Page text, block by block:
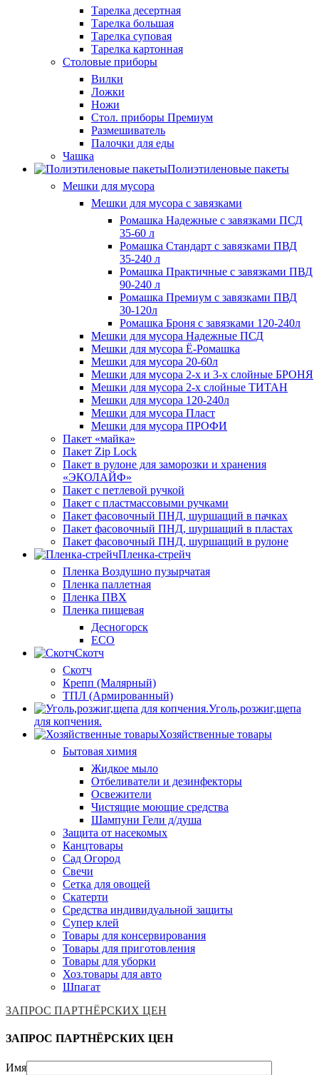
Тарелка десертная
Тарелка большая
Тарелка суповая
Тарелка картонная
Столовые приборы
Вилки
Ложки
Ножи
Стол. приборы Премиум
Размешиватель
Палочки для еды
Чашка
Полиэтиленовые пакеты
Мешки для мусора
Мешки для мусора с завязками
Ромашка Надежные с завязками ПСД
35-60 л
Ромашка Стандарт с завязками ПВД
35-240 л
Ромашка Практичные с завязками ПВД
90-240 л
Ромашка Премиум с завязками ПВД
30-120л
Ромашка Броня с завязками 120-240л
Мешки для мусора Надежные ПСД
Мешки для мусора Ё-Ромашка
Мешки для мусора 20-60л
Мешки для мусора 2-х и 3-х слойные БРОНЯ
Мешки для мусора 2-х слойные ТИТАН
Мешки для мусора 120-240л
Мешки для мусора Пласт
Мешки для мусора ПРОФИ
Пакет «майка»
Пакет Zip Lock
Пакет в рулоне для заморозки и хранения
«ЭКОЛАЙФ»
Пакет с петлевой ручкой
Пакет с пластмассовыми ручками
Пакет фасовочный ПНД, шуршащий в пачках
Пакет фасовочный ПНД, шуршащий в пластах
Пакет фасовочный ПНД, шуршащий в рулоне
Пленка-стрейч
Пленка Воздушно пузырчатая
Пленка паллетная
Пленка ПВХ
Пленка пищевая
Десногорск
ECO
Скотч
Скотч
Крепп (Малярный)
ТПЛ (Армированный)
Уголь,розжиг,щепа
для копчения.
Хозяйственные товары
Бытовая химия
Жидкое мыло
Отбеливатели и дезинфекторы
Освежители
Чистящие моющие средства
Шампуни Гели д/душа
Защита от насекомых
Канцтовары
Сад Огород
Свечи
Сетка для овощей
Скатерти
Средства индивидуальной защиты
Супер клей
Товары для консервирования
Товары для приготовления
Товары для уборки
Хоз.товары для авто
Шпагат
ЗАПРОС ПАРТНЁРСКИХ ЦЕН
ЗАПРОС ПАРТНЁРСКИХ ЦЕН
Имя